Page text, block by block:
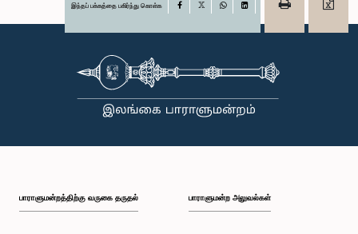
இந்தப் பக்கத்தை பகிர்ந்து கொள்க Facebook
பாராளுமன்றத்திற்கு வருகை தருதல் பாராளுமன்ற அலுவல்கள்